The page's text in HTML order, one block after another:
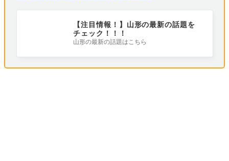
【注目情報！】山形の最新の話題を
チェック！！！
山形の最新の話題はこちら